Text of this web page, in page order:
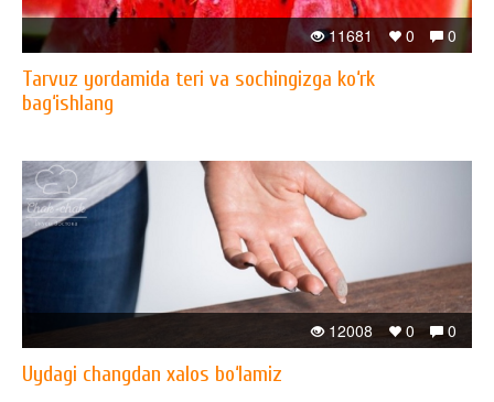
0
0
11681
Tarvuz yordamida teri va sochingizga ko‘rk
bag‘ishlang
0
0
12008
Uydagi changdan xalos bo‘lamiz